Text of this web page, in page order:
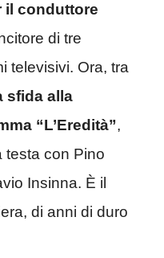
il conduttore
di tre
televisivi. Ora, tra
sfida alla
“L’Eredità”,
testa con Pino
Insinna. È il
di anni di duro